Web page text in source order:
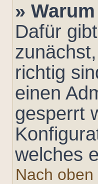
»
Dafür
richtig
einen
gesperrt
welches
Nach oben